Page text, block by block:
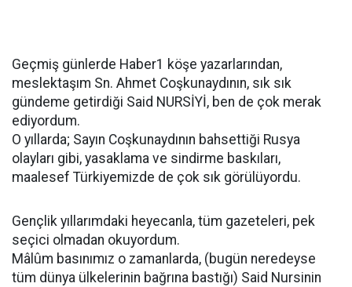
Geçmiş günlerde Haber1 köşe yazarlarından,
meslektaşım Sn. Ahmet Coşkunaydının, sık sık
gündeme getirdiği Said NURSİYİ, ben de çok merak
ediyordum.
O yıllarda; Sayın Coşkunaydının bahsettiği Rusya
olayları gibi, yasaklama ve sindirme baskıları,
maalesef Türkiyemizde de çok sık görülüyordu.
Gençlik yıllarımdaki heyecanla, tüm gazeteleri, pek
seçici olmadan okuyordum.
Mâlûm basınımız o zamanlarda, (bugün neredeyse
tüm dünya ülkelerinin bağrına bastığı) Said Nursinin